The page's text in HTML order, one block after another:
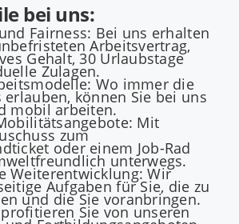
bei uns:
Fairness: Bei uns erhalten
Arbeitsvertrag,
Gehalt, 30 Urlaubstage
Zulagen.
Wo immer die
erlauben, können Sie bei uns
mobil arbeiten.
Mit
zum
oder einem Job-Rad
unterwegs.
Weiterentwicklung: Wir
Aufgaben für Sie, die zu
und die Sie voranbringen.
Sie von unseren